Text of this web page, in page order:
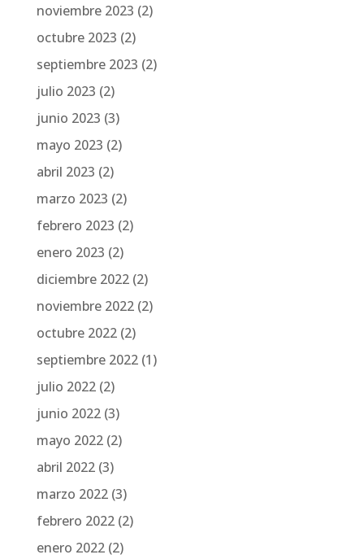
noviembre 2023 (2)
octubre 2023 (2)
septiembre 2023 (2)
julio 2023 (2)
junio 2023 (3)
mayo 2023 (2)
abril 2023 (2)
marzo 2023 (2)
febrero 2023 (2)
enero 2023 (2)
diciembre 2022(2)
noviembre 2022(2)
octubre 2022(2)
septiembre 2022(1)
julio 2022(2)
junio 2022(3)
mayo 2022(2)
abril 2022(3)
marzo 2022(3)
febrero 2022(2)
enero 2022(2)